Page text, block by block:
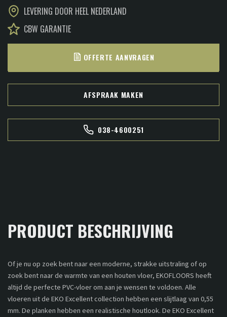
LEVERING DOOR HEEL NEDERLAND
CBW GARANTIE
OFFERTE AANVRAGEN
AFSPRAAK MAKEN
038-4600251
PRODUCT BESCHRIJVING
Of je nu op zoek bent naar een moderne, strakke uitstraling of op
zoek bent naar de warmte van een houten vloer, EKOFLOORS heeft
altijd de perfecte PVC-vloer om aan je wensen te voldoen. Alle
vloeren uit de EKO Excellent collection hebben een slijtlaag van 0,55
mm. De planken hebben een realistische houtlook. De EKO Excellent